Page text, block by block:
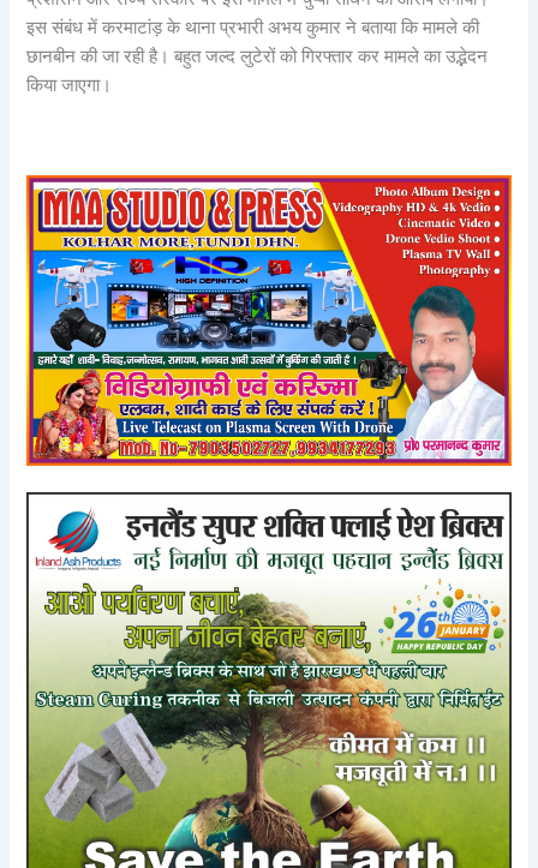
इस संबंध में करमाटांड़ के थाना प्रभारी अभय कुमार ने बताया कि मामले की
छानबीन की जा रही है। बहुत जल्द लुटेरों को गिरफ्तार कर मामले का उद्भेदन
किया जाएगा।